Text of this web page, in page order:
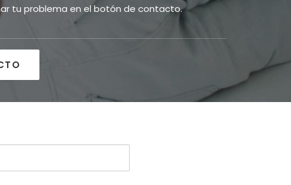
tu problema en el botón de contacto.